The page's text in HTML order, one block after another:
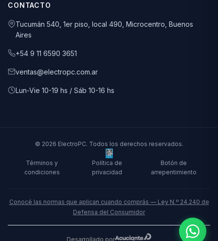
CONTACTO
Tucumán 540, 1er piso, local 490, Microcentro, Buenos
Aires
+54 9 11 6590 3651
ventas@electropc.com.ar
Lun-Vie 10-19 hs / Sáb 10-16 hs
© 2026 ElectroPC. Todos los derechos reservados.
Términos y
condiciones
Política de
privacidad
Botón de
arrepentimiento
Conocé las normas que aplican cuando comprás — Ley N.º 24.240 de
Defensa del Consumidor
Desarrollado por